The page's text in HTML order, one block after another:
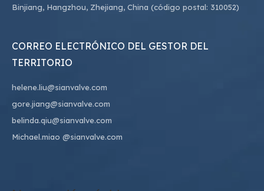
Binjiang, Hangzhou, Zhejiang, China (código postal: 310052)
CORREO ELECTRÓNICO DEL GESTOR DEL
TERRITORIO
helene.liu@sianvalve.com
gore.jiang@sianvalve.com
belinda.qiu@sianvalve.com
Michael.miao @sianvalve.com